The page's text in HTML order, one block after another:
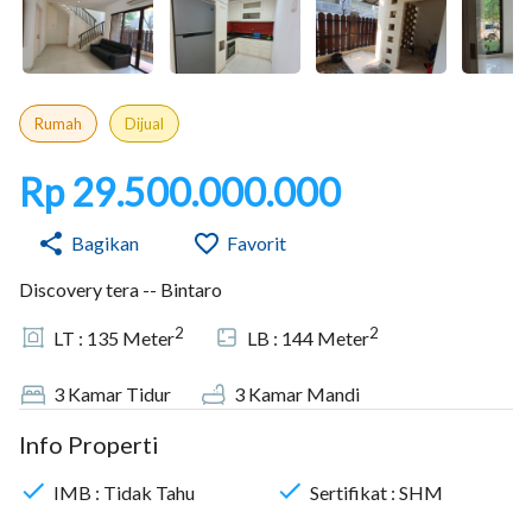
Rumah Dijual
Rp 29.500.000.000
Bagikan Favorit
Discovery tera -- Bintaro
LT : 135 Meter2 LB : 144 Meter2
3 Kamar Tidur 3 Kamar Mandi
Info Properti
IMB : Tidak Tahu Sertifikat : SHM